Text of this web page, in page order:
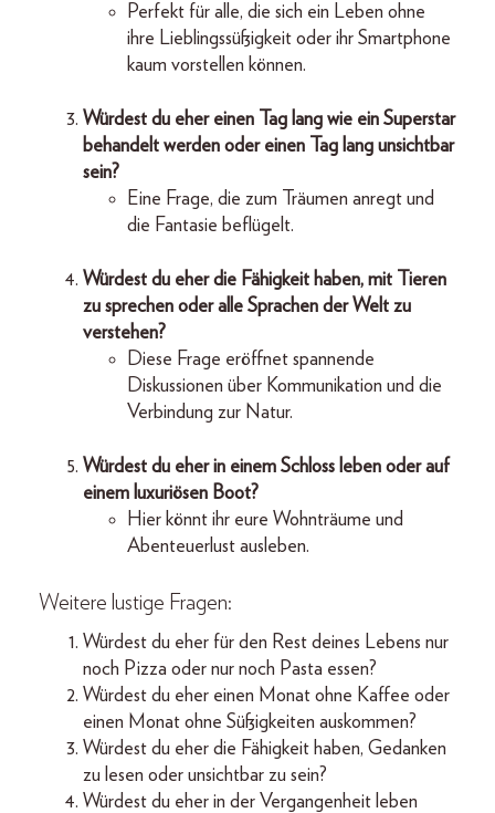
Perfekt für alle, die sich ein Leben ohne
ihre Lieblingssüßigkeit oder ihr Smartphone
kaum vorstellen können.
Würdest du eher einen Tag lang wie ein Superstar
behandelt werden oder einen Tag lang unsichtbar
sein?
Eine Frage, die zum Träumen anregt und
die Fantasie beflügelt.
Würdest du eher die Fähigkeit haben, mit Tieren
zu sprechen oder alle Sprachen der Welt zu
verstehen?
Diese Frage eröffnet spannende
Diskussionen über Kommunikation und die
Verbindung zur Natur.
Würdest du eher in einem Schloss leben oder auf
einem luxuriösen Boot?
Hier könnt ihr eure Wohnträume und
Abenteuerlust ausleben.
Weitere lustige Fragen:
Würdest du eher für den Rest deines Lebens nur
noch Pizza oder nur noch Pasta essen?
Würdest du eher einen Monat ohne Kaffee oder
einen Monat ohne Süßigkeiten auskommen?
Würdest du eher die Fähigkeit haben, Gedanken
zu lesen oder unsichtbar zu sein?
Würdest du eher in der Vergangenheit leben